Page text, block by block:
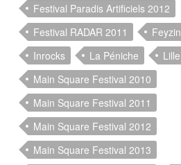
Festival Paradis Artificiels 2012
Festival RADAR 2011
Feyzin
Inrocks
La Péniche Lille
Main Square Festival 2010
Main Square Festival 2011
Main Square Festival 2012
Main Square Festival 2013